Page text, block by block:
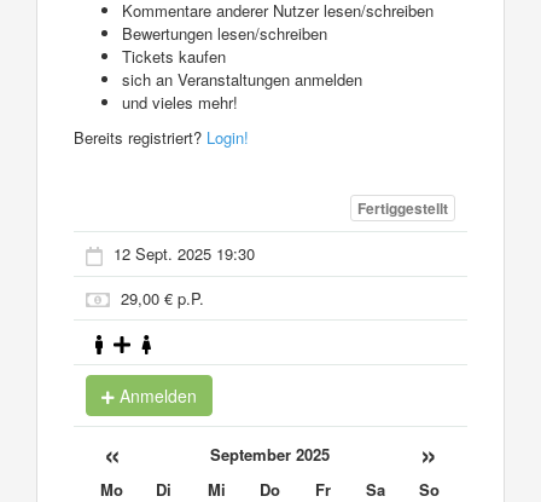
Kommentare anderer Nutzer lesen/schreiben
Bewertungen lesen/schreiben
Tickets kaufen
sich an Veranstaltungen anmelden
und vieles mehr!
Bereits registriert? Login!
Fertiggestellt
12 Sept. 2025 19:30
29,00 € p.P.
Anmelden
« September 2025 »
Mo Di Mi Do Fr Sa
So